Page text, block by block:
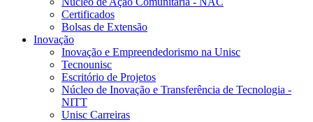
Certificados
Bolsas de Extensão
Inovação
Inovação e Empreendedorismo na Unisc
Tecnounisc
Escritório de Projetos
Núcleo de Inovação e Transferência de Tecnologia -
NITT
Unisc Carreiras